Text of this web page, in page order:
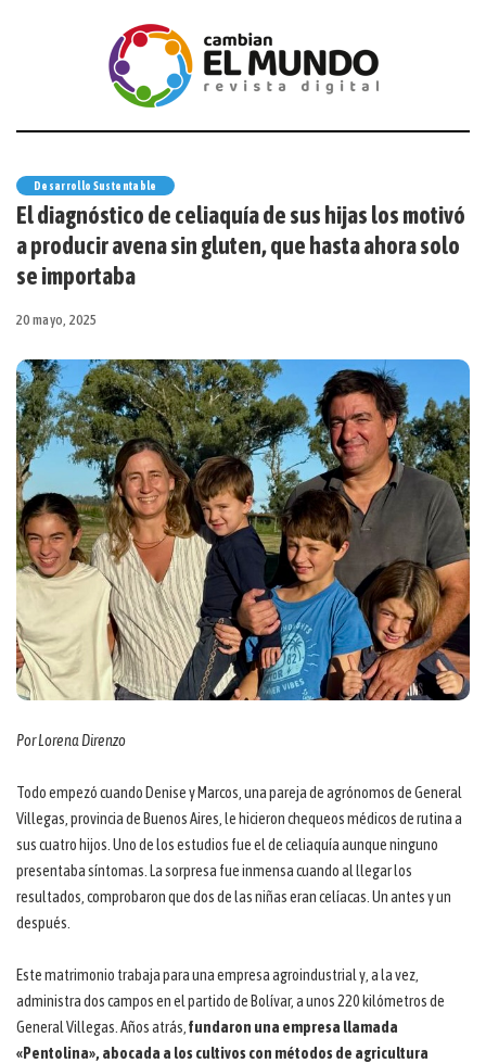
Desarrollo Sustentable
El diagnóstico de celiaquía de sus hijas los motivó
a producir avena sin gluten, que hasta ahora solo
se importaba
20 mayo, 2025
Por Lorena Direnzo
Todo empezó cuando Denise y Marcos, una pareja de agrónomos de General
Villegas, provincia de Buenos Aires, le hicieron chequeos médicos de rutina a
sus cuatro hijos. Uno de los estudios fue el de celiaquía aunque ninguno
presentaba síntomas. La sorpresa fue inmensa cuando al llegar los
resultados, comprobaron que dos de las niñas eran celíacas. Un antes y un
después.
Este matrimonio trabaja para una empresa agroindustrial y, a la vez,
administra dos campos en el partido de Bolívar, a unos 220 kilómetros de
General Villegas. Años atrás, fundaron una empresa llamada
«Pentolina», abocada a los cultivos con métodos de agricultura